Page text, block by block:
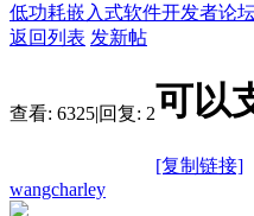
低功耗嵌入式软件开发者论
返回列表 发新帖
查看: 6325|回复: 2可以
[复制链接]
wangcharley